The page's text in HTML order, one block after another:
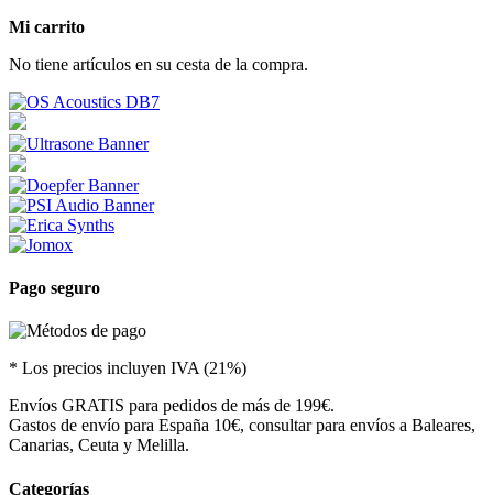
Mi carrito
No tiene artículos en su cesta de la compra.
Pago seguro
* Los precios incluyen IVA (21%)
Envíos GRATIS para pedidos de más de 199€.
Gastos de envío para España 10€, consultar para envíos a Baleares,
Canarias, Ceuta y Melilla.
Categorías